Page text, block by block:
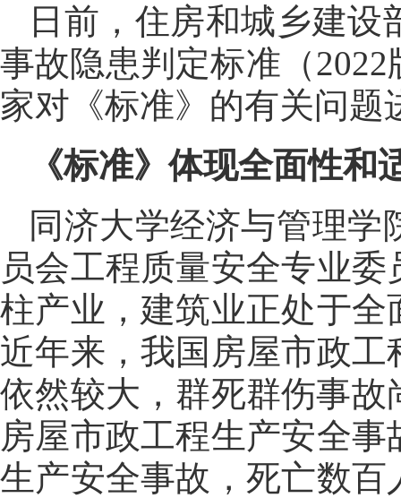
日前，住房和城乡建
事故隐患判定标准（
家对《标准》的有关问题
《标准》体现全面性
同济大学经济与管理
员会工程质量安全专业
柱产业，建筑业正处于
近年来，我国房屋市政
依然较大，群死群伤事
房屋市政工程生产安全
生产安全事故，死亡数